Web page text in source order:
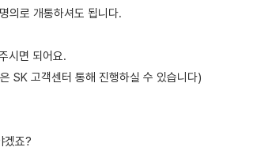
의로 개통하셔도 됩니다.
시면 되어요.
SK 고객센터 통해 진행하실 수 있습니다)
겠죠?